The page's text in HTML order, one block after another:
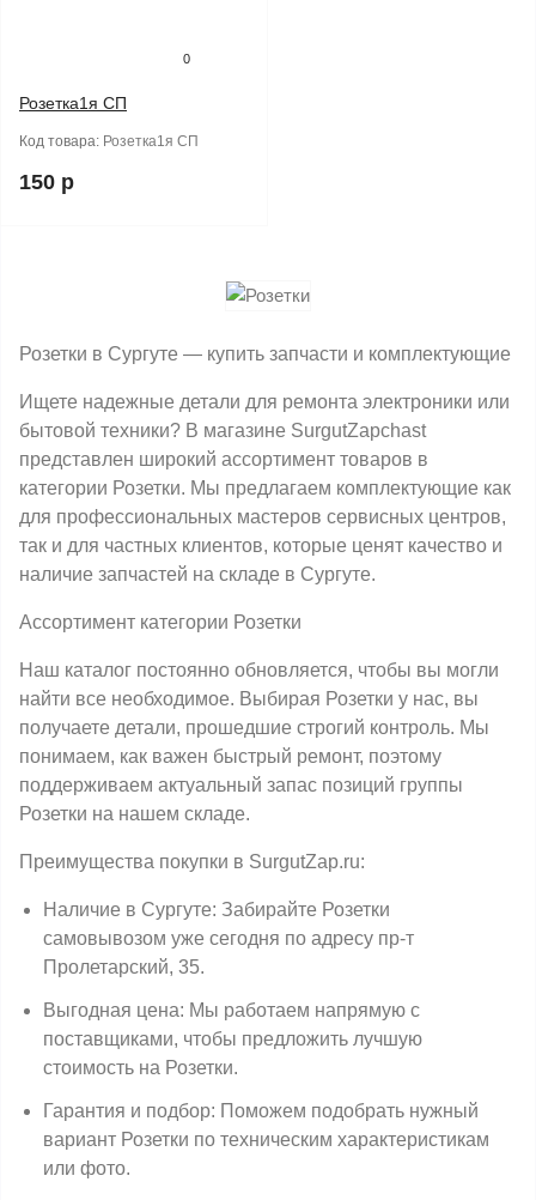
0
Розетка1я СП
Код товара: Розетка1я СП
150 р
Розетки в Сургуте — купить запчасти и комплектующие
Ищете надежные детали для ремонта электроники или
бытовой техники? В магазине SurgutZapchast
представлен широкий ассортимент товаров в
категории Розетки. Мы предлагаем комплектующие как
для профессиональных мастеров сервисных центров,
так и для частных клиентов, которые ценят качество и
наличие запчастей на складе в Сургуте.
Ассортимент категории Розетки
Наш каталог постоянно обновляется, чтобы вы могли
найти все необходимое. Выбирая Розетки у нас, вы
получаете детали, прошедшие строгий контроль. Мы
понимаем, как важен быстрый ремонт, поэтому
поддерживаем актуальный запас позиций группы
Розетки на нашем складе.
Преимущества покупки в SurgutZap.ru:
Наличие в Сургуте: Забирайте Розетки
самовывозом уже сегодня по адресу пр-т
Пролетарский, 35.
Выгодная цена: Мы работаем напрямую с
поставщиками, чтобы предложить лучшую
стоимость на Розетки.
Гарантия и подбор: Поможем подобрать нужный
вариант Розетки по техническим характеристикам
или фото.